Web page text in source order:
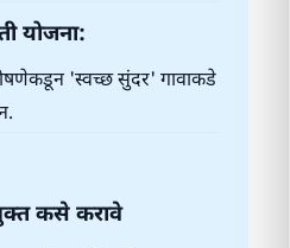
योजना:
'स्वच्छ सुंदर' गावाकडे
कसे करावे